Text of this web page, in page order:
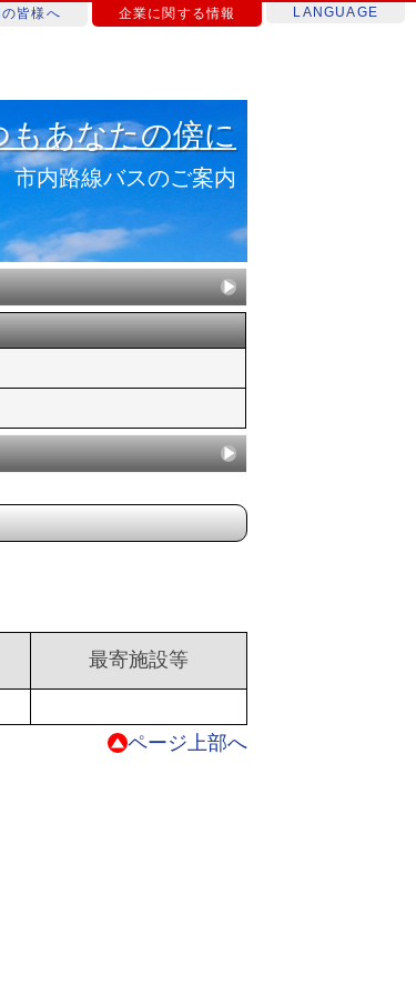
皆様へ 企業に関する情報 LANGUAGE
もあなたの傍に
市内路線バスのご案内
最寄施設等
ページ上部へ